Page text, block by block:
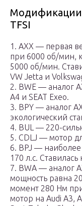
Модификации
TFSI
1. AXX — первая
при 6000 об/мин,
5000 об/мин.
VW Jetta и
2. BWE — аналог
A4 и SEAT Exeo.
3. BPY — аналог
экологический
4. BUL — 220-
5. CDLJ — мотор
6. BPJ — наиболее
170 л.с. Ставилась
7. BWA — аналог
мощность равна
момент 280 Нм
мотор на Audi A3,